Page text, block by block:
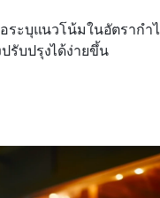
ระบุแนวโน้มในอัตราก
รับปรุงได้ง่ายขึ้น